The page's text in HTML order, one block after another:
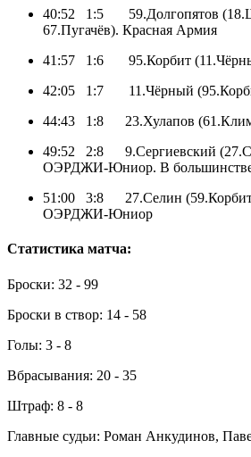
40:52 1:5 59.Долгопятов
67.Пугачёв). Красная Армия
41:57 1:6 95.Корбит
42:05 1:7 11.Чёрный
44:43 1:8 23.Хулапов
49:52 2:8 9.Сергиевский
ОЭРДЖИ-Юниор. В
51:00 3:8 27.Селин
ОЭРДЖИ-Юниор
Статистика матча:
Броски: 32 - 99
Броски в створ: 14 - 58
Голы: 3 - 8
Вбрасывания: 20 - 35
Штраф: 8 - 8
Главные судьи: Роман Анкудинов,